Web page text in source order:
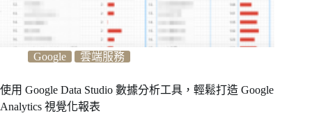
Google 雲端服務
使用 Google Data Studio 數據分析工具，輕鬆打造 Google
Analytics 視覺化報表